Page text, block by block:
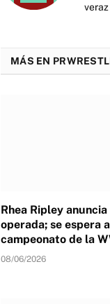
MÁS EN
Rhea Ripley
operada; se espera
campeonato de la
08/06/2026